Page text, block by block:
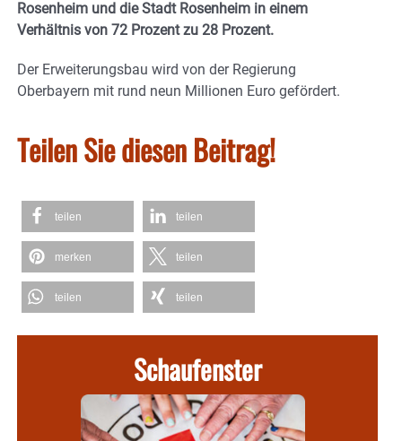
Rosenheim und die Stadt Rosenheim in einem
Verhältnis von 72 Prozent zu 28 Prozent.
Der Erweiterungsbau wird von der Regierung
Oberbayern mit rund neun Millionen Euro gefördert.
Teilen Sie diesen Beitrag!
teilen teilen
merken teilen
teilen teilen
Schaufenster